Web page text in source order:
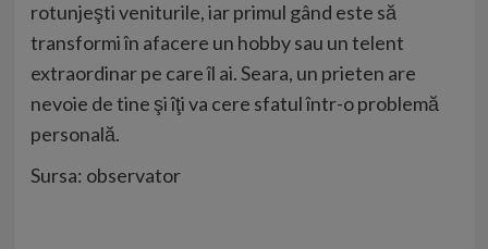
rotunjeşti veniturile, iar primul gând este să
transformi în afacere un hobby sau un telent
extraordinar pe care îl ai. Seara, un prieten are
nevoie de tine şi îţi va cere sfatul într-o problemă
personală.
Sursa: observator